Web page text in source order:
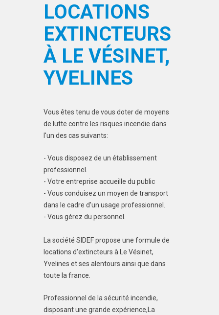
LOCATIONS
EXTINCTEURS
À LE VÉSINET,
YVELINES
Vous êtes tenu de vous doter de moyens
de lutte contre les risques incendie dans
l'un des cas suivants:
- Vous disposez de un établissement
professionnel.
- Votre entreprise accueille du public
- Vous conduisez un moyen de transport
dans le cadre d'un usage professionnel.
- Vous gérez du personnel.
La société SIDEF propose une formule de
locations d'extincteurs à Le Vésinet,
Yvelines et ses alentours ainsi que dans
toute la france.
Professionnel de la sécurité incendie,
disposant une grande expérience,La